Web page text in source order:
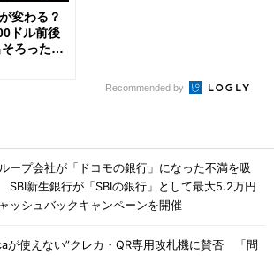
変わる？
ドル前後
ろったう
Recommended by
ープ会社が「ドコモの銀行」になった不満を吸
SBI新生銀行が「SBIの銀行」として最大5.2万円
ッシュバックキャンペーンを開催
が使えない”クレカ・QR専用改札機に賛否 「問